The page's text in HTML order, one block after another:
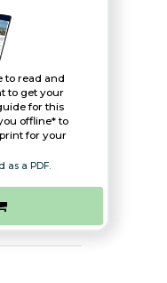
to read and
to get your
for this
offline* to
for your
a PDF.